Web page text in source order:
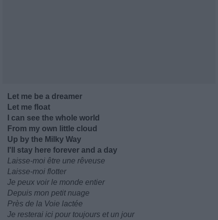
Let me be a dreamer
Let me float
I can see the whole world
From my own little cloud
Up by the Milky Way
I'll stay here forever and a day
Laisse-moi être une rêveuse
Laisse-moi flotter
Je peux voir le monde entier
Depuis mon petit nuage
Près de la Voie lactée
Je resterai ici pour toujours et un jour